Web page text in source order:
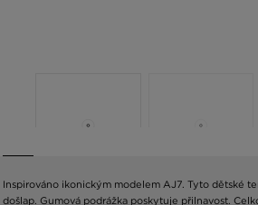
Inspirováno ikonickým modelem AJ7. Tyto dětské
došlap. Gumová podrážka poskytuje přilnavost.